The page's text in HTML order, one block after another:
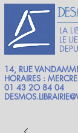
LA
LE
14, RUE
HORAIRES :
01 43 2O 84 04